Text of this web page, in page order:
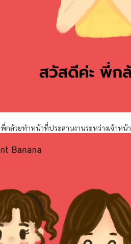
พี่กล้วยทำหน้าที่ประสานงานระหว่างเจ้าห